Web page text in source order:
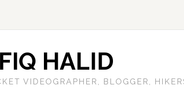
HALID
VIDEOGRAPHER, BLOGGER,